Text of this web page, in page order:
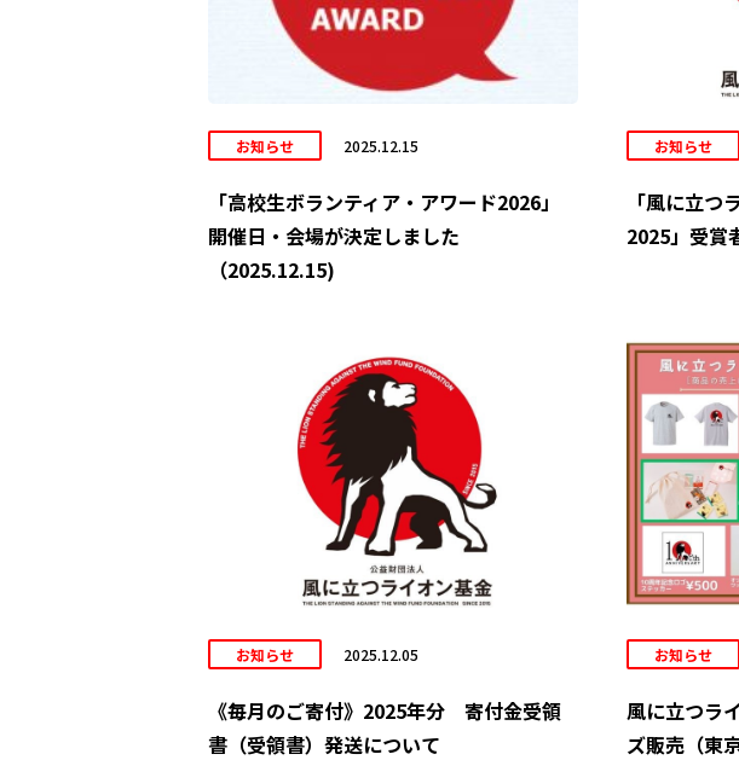
お知らせ 2025.12.15
「高校生ボランティア・アワード2026」
開催日・会場が決定しました
（2025.12.15)
お知らせ
「風に立つ
2025」受賞
お知らせ 2025.12.05
《毎月のご寄付》2025年分 寄付金受領
書（受領書）発送について
お知らせ
風に立つラ
ズ販売（東